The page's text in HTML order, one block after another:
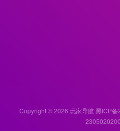
Copyright © 2026 玩家导航 黑ICP备